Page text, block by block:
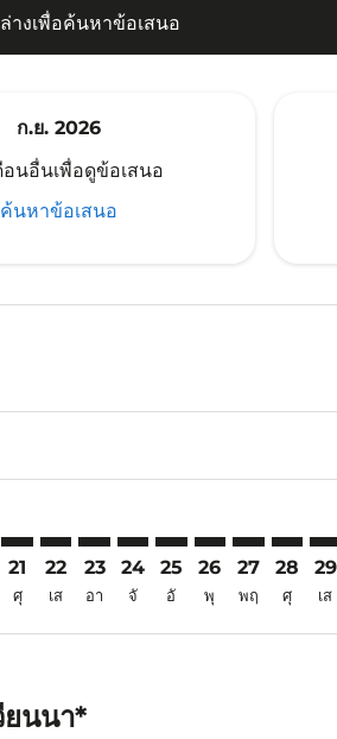
างเพื่อค้นหาข้อเสนอ
ก.ย. 2026
อนอื่นเพื่อดูข้อเสนอ
ค้นหาข้อเสนอ
MEL–VIE: cmp-view-offers-
21
ศุ
MEL–VIE: cmp-view-offers-
22
เส
MEL–VIE: cmp-view-offers-
23
อา
MEL–VIE: cmp-view-
24
จั
MEL–VIE: cmp-
25
อั
MEL–VIE:
26
พุ
MEL–VIE:
27
พฤ
28
ศุ
29
เส
ยนนา*